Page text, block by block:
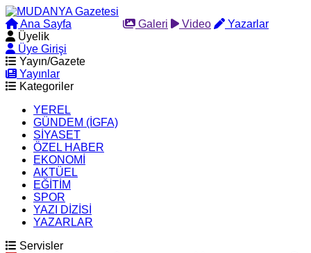
Ana Sayfa Galeri Video
Yazarlar
Üyelik
Üye Girişi
Yayın/Gazete
Yayınlar
Kategoriler
YEREL
GÜNDEM (İGFA)
SİYASET
ÖZEL HABER
EKONOMİ
AKTÜEL
EĞİTİM
SPOR
YAZI DİZİSİ
YAZARLAR
Servisler